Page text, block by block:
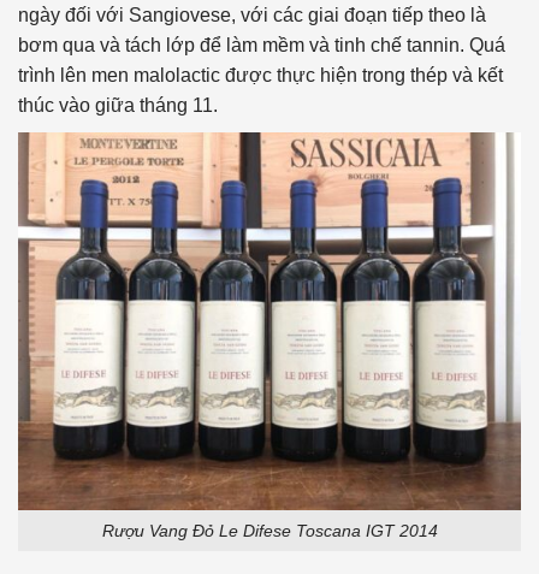
ngày đối với Sangiovese, với các giai đoạn tiếp theo là
bơm qua và tách lớp để làm mềm và tinh chế tannin. Quá
trình lên men malolactic được thực hiện trong thép và kết
thúc vào giữa tháng 11.
Rượu Vang Đỏ Le Difese Toscana IGT 2014